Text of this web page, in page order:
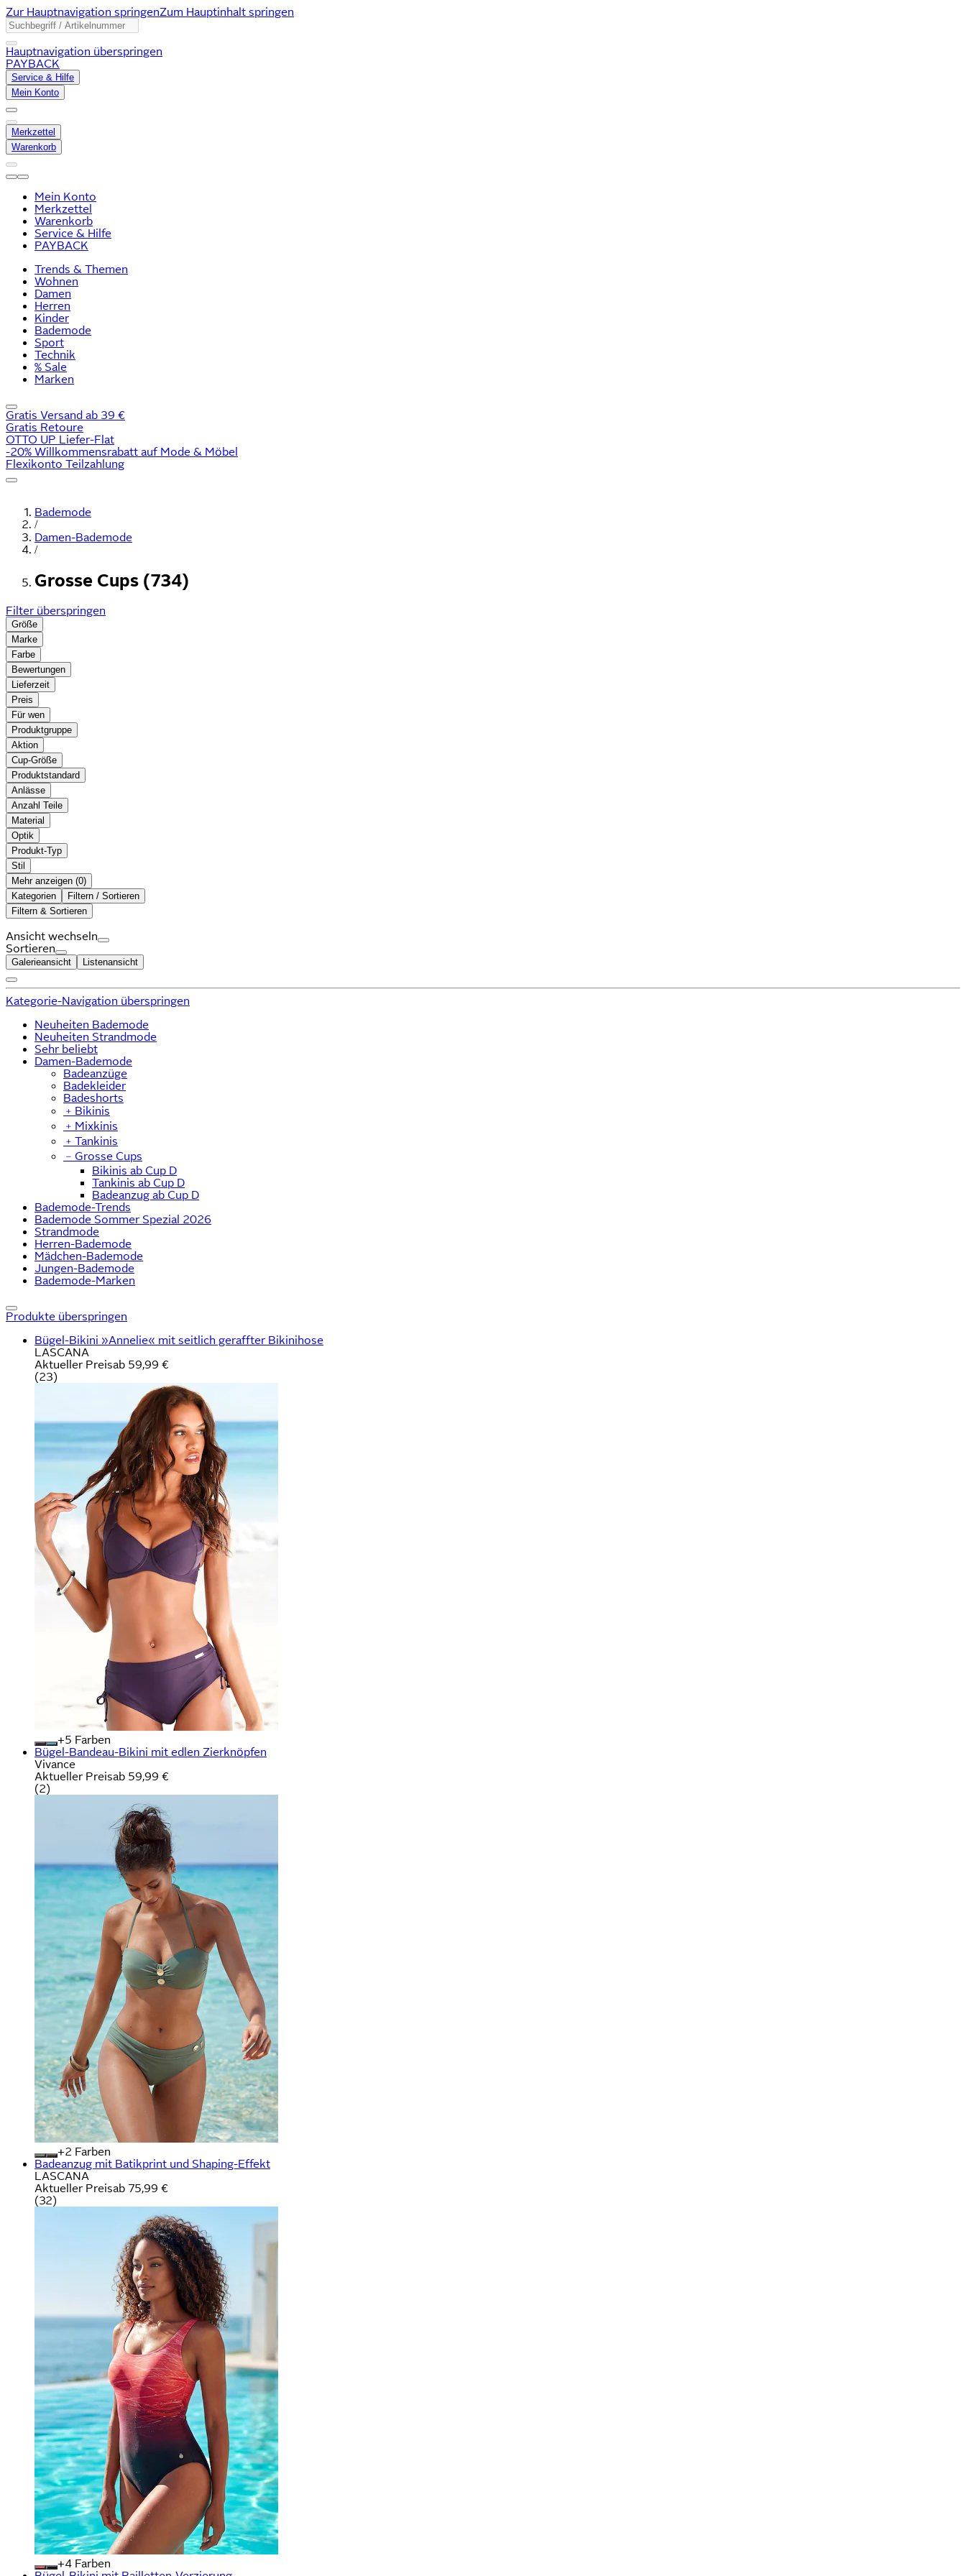
Zur Hauptnavigation springenZum Hauptinhalt springen
Hauptnavigation überspringen
PAYBACK
Service & Hilfe
Mein Konto
Merkzettel
Warenkorb
Mein Konto
Merkzettel
Warenkorb
Service & Hilfe
PAYBACK
Trends & Themen
Wohnen
Damen
Herren
Kinder
Bademode
Sport
Technik
% Sale
Marken
Gratis Versand ab 39 €
Gratis Retoure
OTTO UP Liefer-Flat
-20% Willkommensrabatt auf Mode & Möbel
Flexikonto Teilzahlung
Bademode
/
Damen-Bademode
/
Grosse Cups (734)
Filter überspringen
Größe
Marke
Farbe
Bewertungen
Lieferzeit
Preis
Für wen
Produktgruppe
Aktion
Cup-Größe
Produktstandard
Anlässe
Anzahl Teile
Material
Optik
Produkt-Typ
Stil
Mehr anzeigen ( )
Kategorien
Filtern / Sortieren
Filtern & Sortieren
Ansicht wechseln
Sortieren
Galerieansicht Listenansicht
Kategorie-Navigation überspringen
Neuheiten Bademode
Neuheiten Strandmode
Sehr beliebt
Damen-Bademode
Badeanzüge
Badekleider
Badeshorts
﹢ Bikinis
﹢ Mixkinis
﹢ Tankinis
﹣ Grosse Cups
Bikinis ab Cup D
Tankinis ab Cup D
Badeanzug ab Cup D
Bademode-Trends
Bademode Sommer Spezial 2026
Strandmode
Herren-Bademode
Mädchen-Bademode
Jungen-Bademode
Bademode-Marken
Produkte überspringen
Bügel-Bikini »Annelie« mit seitlich geraffter Bikinihose
LASCANA
Aktueller Preisab 59,99 €
(23)
+
Farben
Bügel-Bandeau-Bikini mit edlen Zierknöpfen
Vivance
Aktueller Preisab 59,99 €
(2)
+
Farben
Badeanzug mit Batikprint und Shaping-Effekt
LASCANA
Aktueller Preisab 75,99 €
(32)
+
Farben